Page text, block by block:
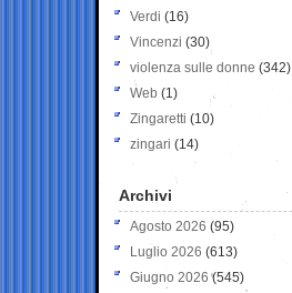
Verdi (16)
Vincenzi (30)
violenza sulle donne (342)
Web (1)
Zingaretti (10)
zingari (14)
Archivi
Agosto 2026 (95)
Luglio 2026 (613)
Giugno 2026 (545)